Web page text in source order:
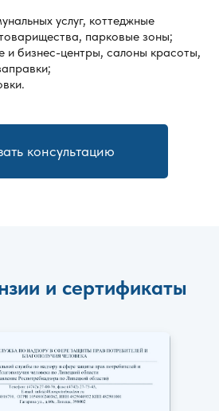
услуг, коттеджные
парковые зоны;
и бизнес-центры, салоны красоты,
консультацию
и сертификаты